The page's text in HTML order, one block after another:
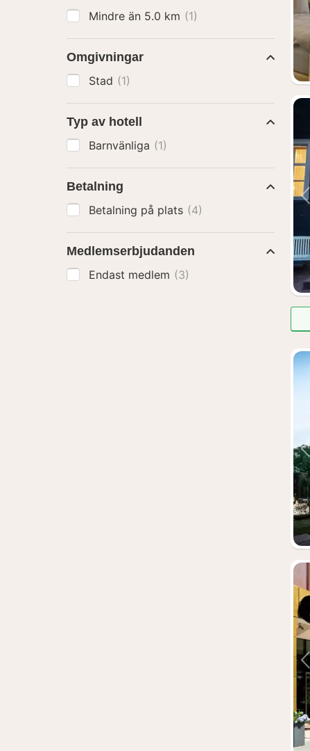
Mindre än 5.0 km (1)
Omgivningar
Stad (1)
Typ av hotell
Barnvänliga (1)
Betalning
Betalning på plats (4)
Medlemserbjudanden
Endast medlem (3)